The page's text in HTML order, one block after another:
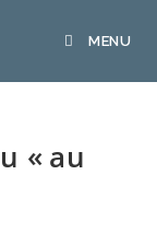
MENU
« au